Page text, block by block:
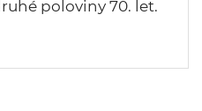
poloviny 70. let.